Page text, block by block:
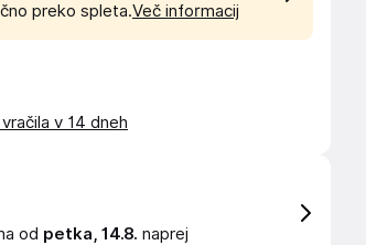
preko spleta.Več informacij
v 14 dneh
od petka, 14.8. naprej